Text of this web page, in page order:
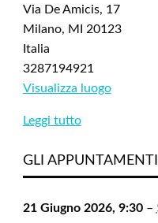
Via De Amicis, 17
Milano, MI
20123
Italia
3287194921
Visualizza luogo
Leggi tutto
GLI
21 Giugno 2026, 9:30–